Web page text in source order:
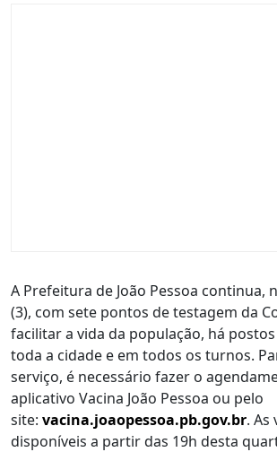
A Prefeitura de João Pessoa continua,
(3), com sete pontos de testagem da
facilitar a vida da população, há
toda a cidade e em todos os turnos.
serviço, é necessário fazer o
aplicativo Vacina João Pessoa ou pelo
site: vacina.joaopessoa.pb.gov.br. As
disponíveis a partir das 19h desta